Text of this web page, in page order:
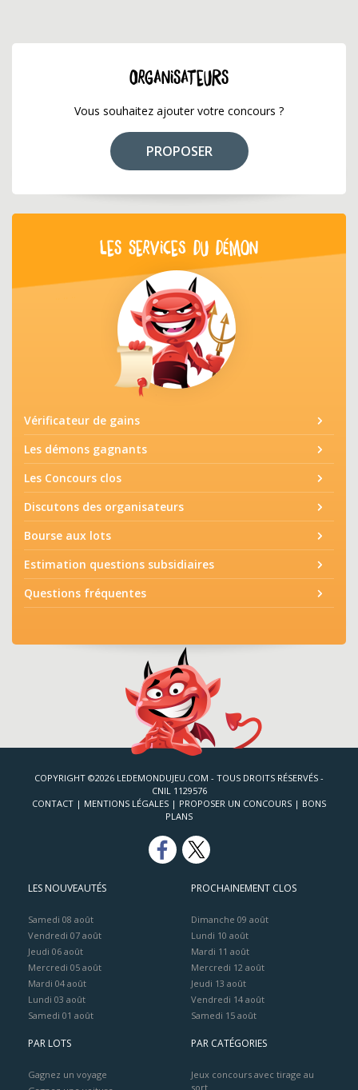
ORGANISATEURS
Vous souhaitez ajouter votre concours ?
PROPOSER
LES SERVICES DU DÉMON
Vérificateur de gains
Les démons gagnants
Les Concours clos
Discutons des organisateurs
Bourse aux lots
Estimation questions subsidiaires
Questions fréquentes
COPYRIGHT ©2026 LEDEMONDUJEU.COM - TOUS DROITS RÉSERVÉS -
CNIL 1129576
CONTACT | MENTIONS LÉGALES | PROPOSER UN CONCOURS | BONS
PLANS
LES NOUVEAUTÉS
Samedi 08 août
Vendredi 07 août
Jeudi 06 août
Mercredi 05 août
Mardi 04 août
Lundi 03 août
Samedi 01 août
PROCHAINEMENT CLOS
Dimanche 09 août
Lundi 10 août
Mardi 11 août
Mercredi 12 août
Jeudi 13 août
Vendredi 14 août
Samedi 15 août
PAR LOTS
Gagnez un voyage
PAR CATÉGORIES
Jeux concours avec tirage au
sort